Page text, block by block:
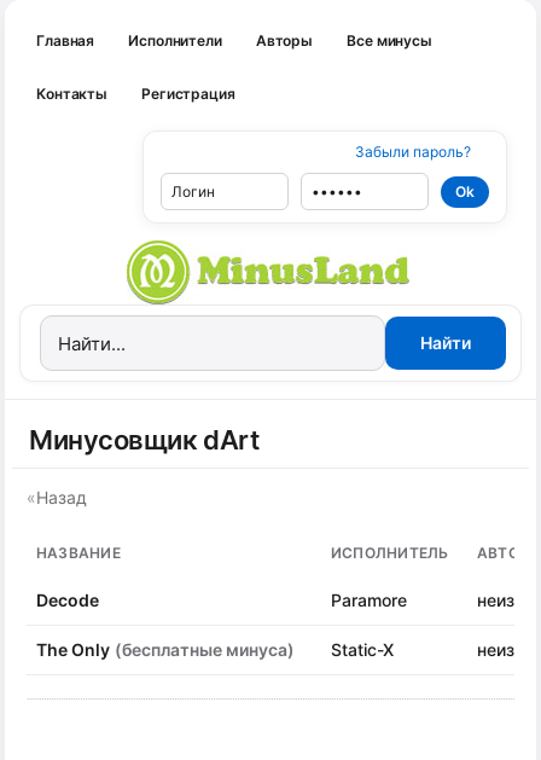
Главная Исполнители Авторы Все минусы
Контакты Регистрация
Забыли пароль?
Минусовщик dArt
«Назад
НАЗВАНИЕ ИСПОЛНИТЕЛЬ АВТОР
Decode Paramore
The Only (бесплатные минуса) Static-X